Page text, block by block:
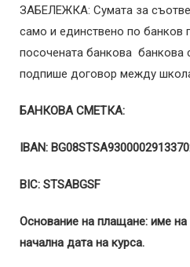
ЗАБЕЛЕЖКА: Сумата за
само и единствено по банков
посочената банкова банкова
подпише договор между
БАНКОВА СМЕТКА:
IBAN:
BIC: STSABGSF
Основание на плащане: име на
начална дата на курса.